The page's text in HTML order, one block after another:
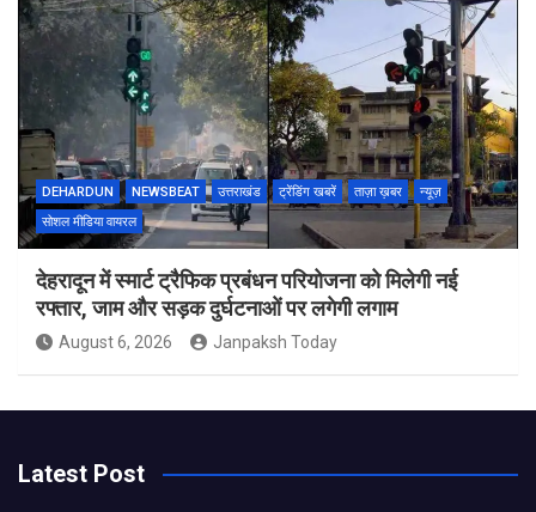
DEHARDUN NEWSBEAT उत्तराखंड ट्रेंडिंग खबरें ताज़ा ख़बर
न्यूज़
सोशल मीडिया वायरल
देहरादून में स्मार्ट ट्रैफिक प्रबंधन परियोजना को मिलेगी नई
रफ्तार, जाम और सड़क दुर्घटनाओं पर लगेगी लगाम
August 6, 2026 Janpaksh Today
Latest Post